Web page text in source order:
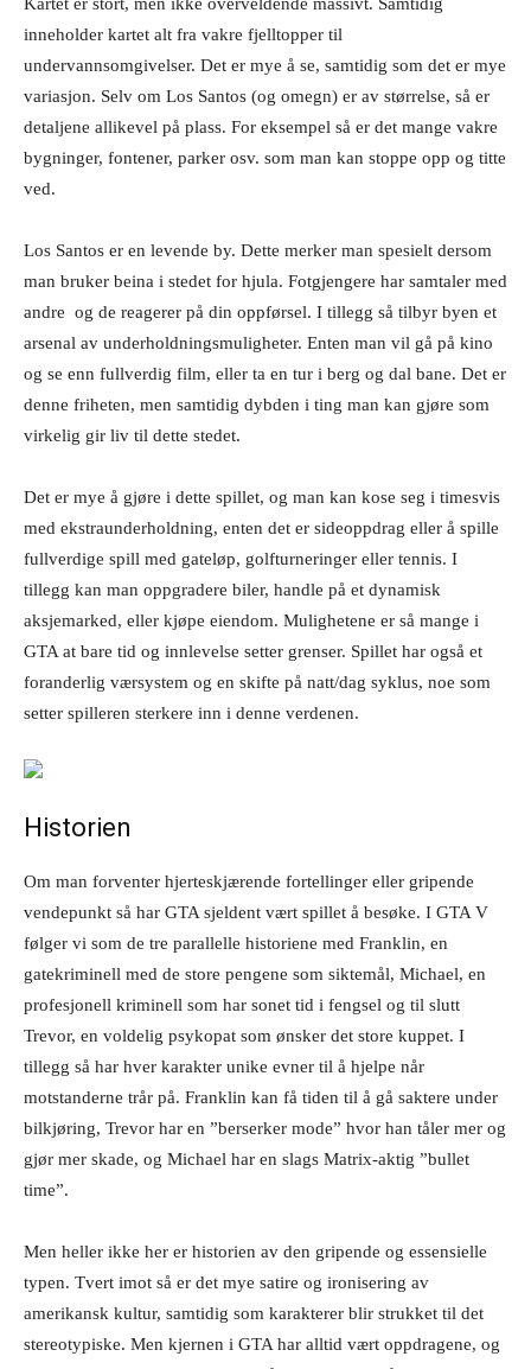
inneholder kartet alt fra vakre fjelltopper til
undervannsomgivelser. Det er mye å se, samtidig som det er mye
variasjon. Selv om Los Santos (og omegn) er av størrelse, så er
detaljene allikevel på plass. For eksempel så er det mange vakre
bygninger, fontener, parker osv. som man kan stoppe opp og titte
ved.
Los Santos er en levende by. Dette merker man spesielt dersom
man bruker beina i stedet for hjula. Fotgjengere har samtaler med
andre og de reagerer på din oppførsel. I tillegg så tilbyr byen et
arsenal av underholdningsmuligheter. Enten man vil gå på kino
og se enn fullverdig film, eller ta en tur i berg og dal bane. Det er
denne friheten, men samtidig dybden i ting man kan gjøre som
virkelig gir liv til dette stedet.
Det er mye å gjøre i dette spillet, og man kan kose seg i timesvis
med ekstraunderholdning, enten det er sideoppdrag eller å spille
fullverdige spill med gateløp, golfturneringer eller tennis. I
tillegg kan man oppgradere biler, handle på et dynamisk
aksjemarked, eller kjøpe eiendom. Mulighetene er så mange i
GTA at bare tid og innlevelse setter grenser. Spillet har også et
foranderlig værsystem og en skifte på natt/dag syklus, noe som
setter spilleren sterkere inn i denne verdenen.
Historien
Om man forventer hjerteskjærende fortellinger eller gripende
vendepunkt så har GTA sjeldent vært spillet å besøke. I GTA V
følger vi som de tre parallelle historiene med Franklin, en
gatekriminell med de store pengene som siktemål, Michael, en
profesjonell kriminell som har sonet tid i fengsel og til slutt
Trevor, en voldelig psykopat som ønsker det store kuppet. I
tillegg så har hver karakter unike evner til å hjelpe når
motstanderne trår på. Franklin kan få tiden til å gå saktere under
bilkjøring, Trevor har en ”berserker mode” hvor han tåler mer og
gjør mer skade, og Michael har en slags Matrix-aktig ”bullet
time”.
Men heller ikke her er historien av den gripende og essensielle
typen. Tvert imot så er det mye satire og ironisering av
amerikansk kultur, samtidig som karakterer blir strukket til det
stereotypiske. Men kjernen i GTA har alltid vært oppdragene, og